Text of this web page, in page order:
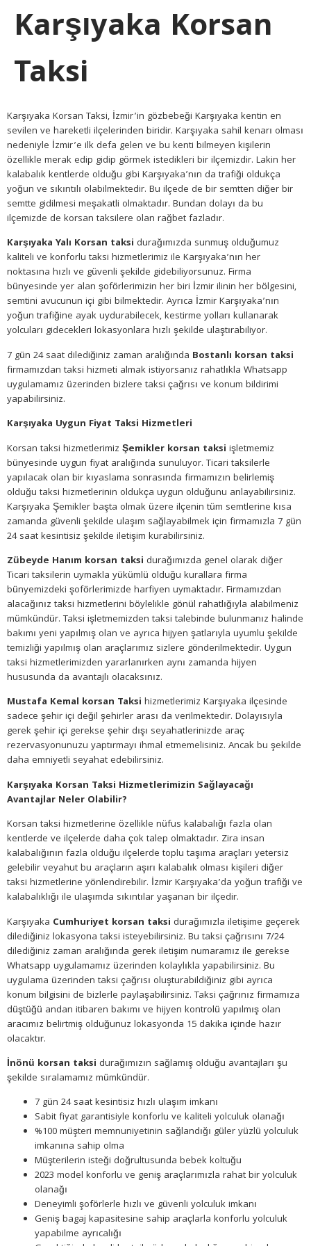
Karşıyaka Korsan
Taksi
Karşıyaka Korsan Taksi, İzmir’in gözbebeği Karşıyaka kentin en
sevilen ve hareketli ilçelerinden biridir. Karşıyaka sahil kenarı olması
nedeniyle İzmir’e ilk defa gelen ve bu kenti bilmeyen kişilerin
özellikle merak edip gidip görmek istedikleri bir ilçemizdir. Lakin her
kalabalık kentlerde olduğu gibi Karşıyaka’nın da trafiği oldukça
yoğun ve sıkıntılı olabilmektedir. Bu ilçede de bir semtten diğer bir
semtte gidilmesi meşakatli olmaktadır. Bundan dolayı da bu
ilçemizde de korsan taksilere olan rağbet fazladır.
Karşıyaka Yalı Korsan taksi durağımızda sunmuş olduğumuz
kaliteli ve konforlu taksi hizmetlerimiz ile Karşıyaka’nın her
noktasına hızlı ve güvenli şekilde gidebiliyorsunuz. Firma
bünyesinde yer alan şoförlerimizin her biri İzmir ilinin her bölgesini,
semtini avucunun içi gibi bilmektedir. Ayrıca İzmir Karşıyaka’nın
yoğun trafiğine ayak uydurabilecek, kestirme yolları kullanarak
yolcuları gidecekleri lokasyonlara hızlı şekilde ulaştırabiliyor.
7 gün 24 saat dilediğiniz zaman aralığında Bostanlı korsan taksi
firmamızdan taksi hizmeti almak istiyorsanız rahatlıkla Whatsapp
uygulamamız üzerinden bizlere taksi çağrısı ve konum bildirimi
yapabilirsiniz.
Karşıyaka Uygun Fiyat Taksi Hizmetleri
Korsan taksi hizmetlerimiz Şemikler korsan taksi işletmemiz
bünyesinde uygun fiyat aralığında sunuluyor. Ticari taksilerle
yapılacak olan bir kıyaslama sonrasında firmamızın belirlemiş
olduğu taksi hizmetlerinin oldukça uygun olduğunu anlayabilirsiniz.
Karşıyaka Şemikler başta olmak üzere ilçenin tüm semtlerine kısa
zamanda güvenli şekilde ulaşım sağlayabilmek için firmamızla 7 gün
24 saat kesintisiz şekilde iletişim kurabilirsiniz.
Zübeyde Hanım korsan taksi durağımızda genel olarak diğer
Ticari taksilerin uymakla yükümlü olduğu kurallara firma
bünyemizdeki şoförlerimizde harfiyen uymaktadır. Firmamızdan
alacağınız taksi hizmetlerini böylelikle gönül rahatlığıyla alabilmeniz
mümkündür. Taksi işletmemizden taksi talebinde bulunmanız halinde
bakımı yeni yapılmış olan ve ayrıca hijyen şatlarıyla uyumlu şekilde
temizliği yapılmış olan araçlarımız sizlere gönderilmektedir. Uygun
taksi hizmetlerimizden yararlanırken aynı zamanda hijyen
hususunda da avantajlı olacaksınız.
Mustafa Kemal korsan Taksi hizmetlerimiz Karşıyaka ilçesinde
sadece şehir içi değil şehirler arası da verilmektedir. Dolayısıyla
gerek şehir içi gerekse şehir dışı seyahatlerinizde araç
rezervasyonunuzu yaptırmayı ihmal etmemelisiniz. Ancak bu şekilde
daha emniyetli seyahat edebilirsiniz.
Karşıyaka Korsan Taksi Hizmetlerimizin Sağlayacağı
Avantajlar Neler Olabilir?
Korsan taksi hizmetlerine özellikle nüfus kalabalığı fazla olan
kentlerde ve ilçelerde daha çok talep olmaktadır. Zira insan
kalabalığının fazla olduğu ilçelerde toplu taşıma araçları yetersiz
gelebilir veyahut bu araçların aşırı kalabalık olması kişileri diğer
taksi hizmetlerine yönlendirebilir. İzmir Karşıyaka’da yoğun trafiği ve
kalabalıklığı ile ulaşımda sıkıntılar yaşanan bir ilçedir.
Karşıyaka Cumhuriyet korsan taksi durağımızla iletişime geçerek
dilediğiniz lokasyona taksi isteyebilirsiniz. Bu taksi çağrısını 7/24
dilediğiniz zaman aralığında gerek iletişim numaramız ile gerekse
Whatsapp uygulamamız üzerinden kolaylıkla yapabilirsiniz. Bu
uygulama üzerinden taksi çağrısı oluşturabildiğiniz gibi ayrıca
konum bilgisini de bizlerle paylaşabilirsiniz. Taksi çağrınız firmamıza
düştüğü andan itibaren bakımı ve hijyen kontrolü yapılmış olan
aracımız belirtmiş olduğunuz lokasyonda 15 dakika içinde hazır
olacaktır.
İnönü korsan taksi durağımızın sağlamış olduğu avantajları şu
şekilde sıralamamız mümkündür.
7 gün 24 saat kesintisiz hızlı ulaşım imkanı
Sabit fiyat garantisiyle konforlu ve kaliteli yolculuk olanağı
%100 müşteri memnuniyetinin sağlandığı güler yüzlü yolculuk
imkanına sahip olma
Müşterilerin isteği doğrultusunda bebek koltuğu
2023 model konforlu ve geniş araçlarımızla rahat bir yolculuk
olanağı
Deneyimli şoförlerle hızlı ve güvenli yolculuk imkanı
Geniş bagaj kapasitesine sahip araçlarla konforlu yolculuk
yapabilme ayrıcalığı